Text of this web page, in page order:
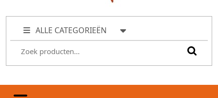
ALLE CATEGORIEËN